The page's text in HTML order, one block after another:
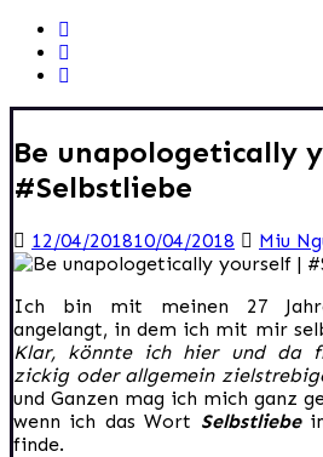
Be unapologetically
#Selbstliebe
12/04/201810/04/2018 Miu
Ich bin mit meinen 27
angelangt, in dem ich mit mir
Klar, könnte ich hier und da
zickig oder allgemein
und Ganzen mag ich mich ganz
wenn ich das Wort Selbstliebe
finde.